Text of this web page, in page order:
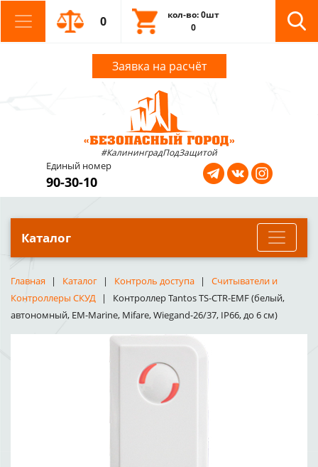
0
кол-во: 0шт
0
Заявка на расчёт
#КалининградПодЗащитой
Единый номер
90-30-10
Каталог
Главная Каталог Контроль доступа
Считыватели и
Контроллеры СКУД
Контроллер Tantos TS-CTR-EMF (белый,
автономный, EM-Marine, Mifare, Wiegand-26/37, IP66, до 6 см)